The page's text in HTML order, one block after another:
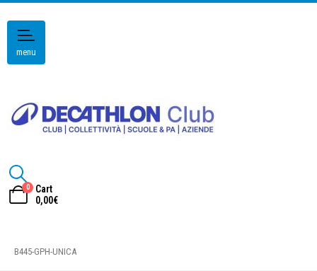
menu
0
Cart
0,00€
B445-GPH-UNICA